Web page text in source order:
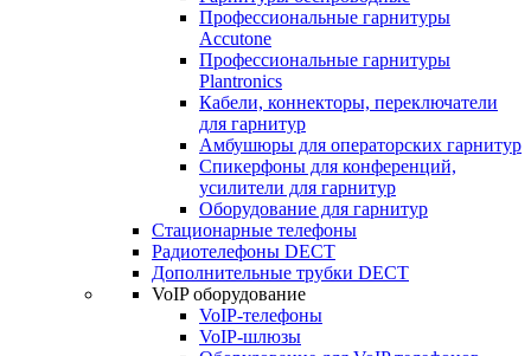
Профессиональные гарнитуры
Accutone
Профессиональные гарнитуры
Plantronics
Кабели, коннекторы, переключатели
для гарнитур
Амбушюры для операторских гарнитур
Cпикерфоны для конференций,
усилители для гарнитур
Оборудование для гарнитур
Стационарные телефоны
Радиотелефоны DECT
Дополнительные трубки DECT
VoIP оборудование
VoIP-телефоны
VoIP-шлюзы